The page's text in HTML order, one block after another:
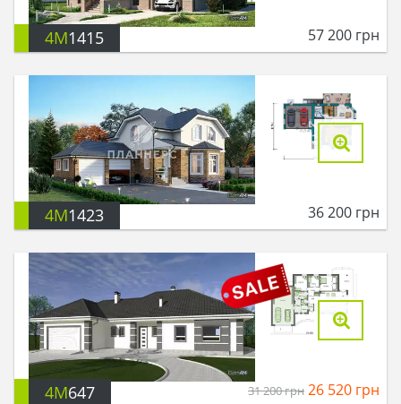
4M1415 57 200 грн
4M1423 36 200 грн
4M647 31 200грн 26 520 грн